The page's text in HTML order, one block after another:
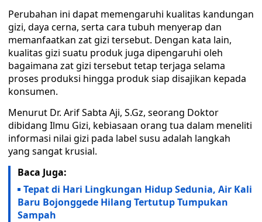
Perubahan ini dapat memengaruhi kualitas kandungan
gizi, daya cerna, serta cara tubuh menyerap dan
memanfaatkan zat gizi tersebut. Dengan kata lain,
kualitas gizi suatu produk juga dipengaruhi oleh
bagaimana zat gizi tersebut tetap terjaga selama
proses produksi hingga produk siap disajikan kepada
konsumen.
Menurut Dr. Arif Sabta Aji, S.Gz, seorang Doktor
dibidang Ilmu Gizi, kebiasaan orang tua dalam meneliti
informasi nilai gizi pada label susu adalah langkah
yang sangat krusial.
Baca Juga:
Tepat di Hari Lingkungan Hidup Sedunia, Air Kali
Baru Bojonggede Hilang Tertutup Tumpukan
Sampah